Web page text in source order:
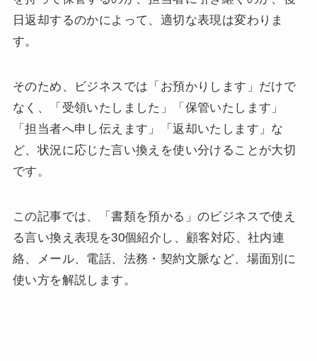
日返却するのかによって、適切な表現は変わりま
す。
そのため、ビジネスでは「お預かりします」だけで
なく、「受領いたしました」「保管いたします」
「担当者へ申し伝えます」「返却いたします」な
ど、状況に応じた言い換えを使い分けることが大切
です。
この記事では、「書類を預かる」のビジネスで使え
る言い換え表現を30個紹介し、顧客対応、社内連
絡、メール、電話、法務・契約文脈など、場面別に
使い方を解説します。